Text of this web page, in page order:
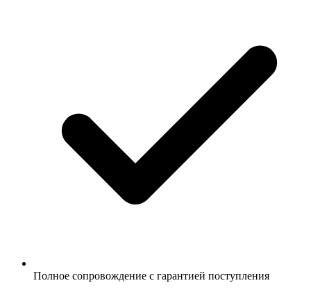
Полное сопровождение с гарантией поступления